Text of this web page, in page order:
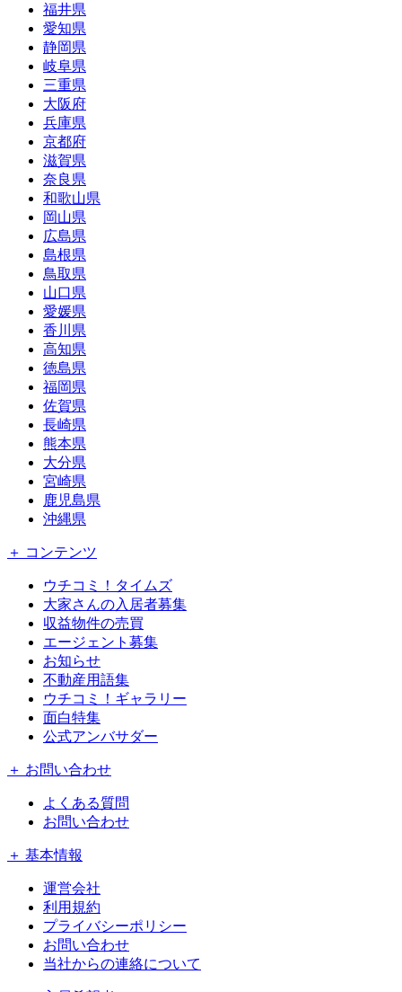
福井県
愛知県
静岡県
岐阜県
三重県
大阪府
兵庫県
京都府
滋賀県
奈良県
和歌山県
岡山県
広島県
島根県
鳥取県
山口県
愛媛県
香川県
高知県
徳島県
福岡県
佐賀県
長崎県
熊本県
大分県
宮崎県
鹿児島県
沖縄県
＋ コンテンツ
ウチコミ！タイムズ
大家さんの入居者募集
収益物件の売買
エージェント募集
お知らせ
不動産用語集
ウチコミ！ギャラリー
面白特集
公式アンバサダー
＋ お問い合わせ
よくある質問
お問い合わせ
＋ 基本情報
運営会社
利用規約
プライバシーポリシー
お問い合わせ
当社からの連絡について